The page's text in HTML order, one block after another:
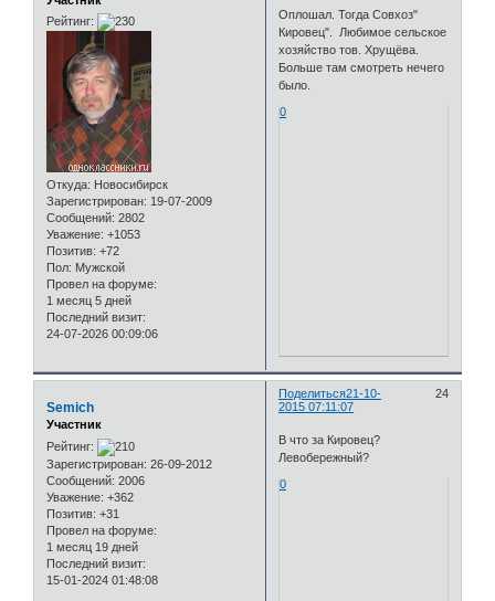
Рейтинг:
Откуда: Новосибирск
Зарегистрирован: 19-07-2009
Сообщений: 2802
Уважение: +1053
Позитив: +72
Пол: Мужской
Провел на форуме:
1 месяц 5 дней
Последний визит:
24-07-2026 00:09:06
Оплошал. Тогда Совхоз"
Кировец". Любимое сельское
хозяйство тов. Хрущёва.
Больше там смотреть нечего
было.
0
Поделиться 24
21-10-
2015 07:11:07
Semich
Участник
Рейтинг:
Зарегистрирован: 26-09-2012
Сообщений: 2006
Уважение: +362
Позитив: +31
Провел на форуме:
1 месяц 19 дней
Последний визит:
15-01-2024 01:48:08
В что за Кировец?
Левобережный?
0